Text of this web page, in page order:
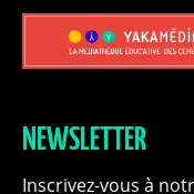
NEWSLETTER
Inscrivez-vous à